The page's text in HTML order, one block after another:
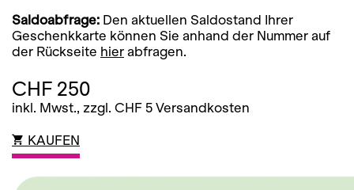
Saldoabfrage: Den aktuellen Saldostand Ihrer
Geschenkkarte können Sie anhand der Nummer auf
der Rückseite hier abfragen.
CHF 250
inkl. Mwst., zzgl. CHF 5 Versandkosten
KAUFEN